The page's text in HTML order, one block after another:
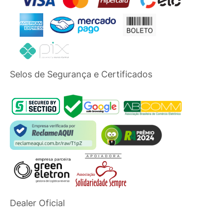
Selos de Segurança e Certificados
Dealer Oficial